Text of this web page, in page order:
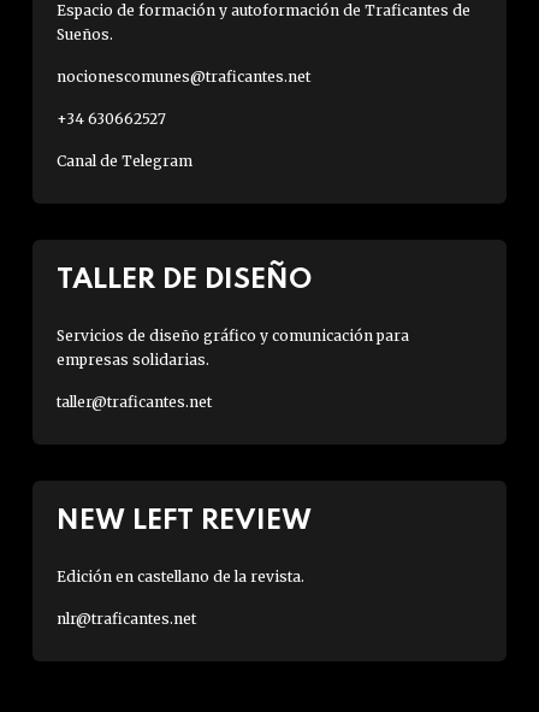
Espacio de formación y autoformación de Traficantes de
Sueños.
nocionescomunes@traficantes.net
+34 630662527
Canal de Telegram
TALLER DE DISEÑO
Servicios de diseño gráfico y comunicación para
empresas solidarias.
taller@traficantes.net
NEW LEFT REVIEW
Edición en castellano de la revista.
nlr@traficantes.net